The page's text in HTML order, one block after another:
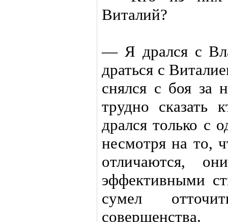
Виталий?
— Я дрался с
драться с
снялся с боя за
трудно
дрался только с
несмотря на то,
отличаются,
эффективными
сумел
совершенства.